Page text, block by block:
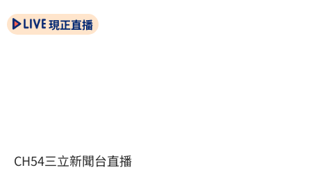
現正直播
CH54三立新聞台直播